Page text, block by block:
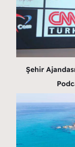
Şehir